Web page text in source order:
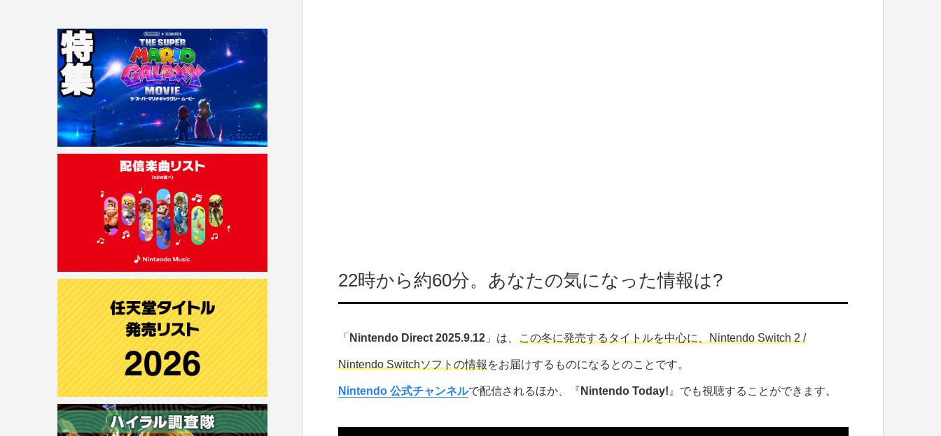
22時から約60分。あなたの気になった情報は?
「 Nintendo Direct 2025.9.12」は、 この冬に発売するタイトルを中心に、Nintendo Switch 2 /
Nintendo Switchソフトの情報 をお届けするものになるとのことです。
Nintendo 公式チャンネルで配信されるほか、『 Nintendo Today! 』でも視聴することができます。